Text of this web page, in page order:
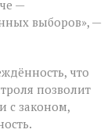
—
выборов», —
что
позволит
с законом,